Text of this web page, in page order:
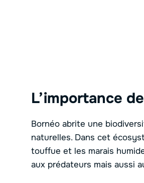
L’importance
Bornéo abrite une
naturelles. Dans cet
touffue et les marais
aux prédateurs mais aussi